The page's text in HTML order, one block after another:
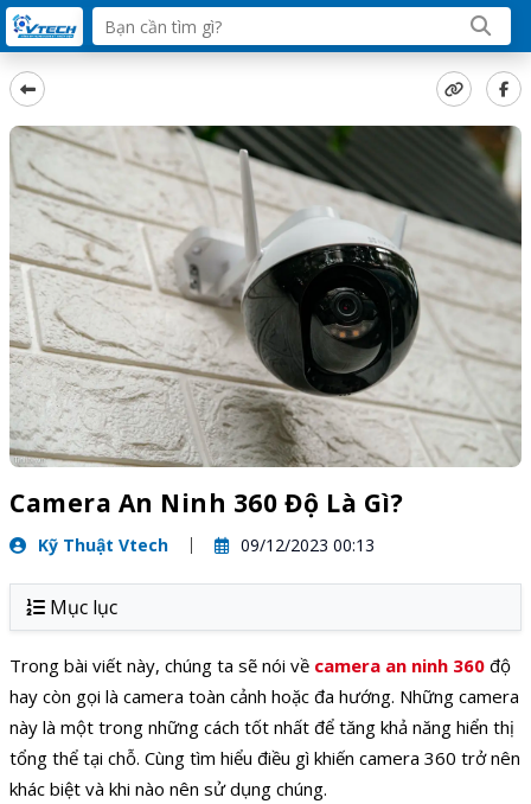
Camera An Ninh 360 Độ Là Gì?
Kỹ Thuật Vtech 09/12/2023 00:13
Mục lục
Trong bài viết này, chúng ta sẽ nói về camera an ninh 360 độ
hay còn gọi là camera toàn cảnh hoặc đa hướng. Những camera
này là một trong những cách tốt nhất để tăng khả năng hiển thị
tổng thể tại chỗ. Cùng tìm hiểu điều gì khiến camera 360 trở nên
khác biệt và khi nào nên sử dụng chúng.